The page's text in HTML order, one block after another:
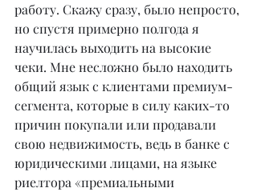
работу. Скажу сразу, было непросто,
но спустя примерно полгода я
научилась выходить на высокие
чеки. Мне несложно было находить
общий язык с клиентами премиум-
сегмента, которые в силу каких-то
причин покупали или продавали
свою недвижимость, ведь в банке с
юридическими лицами, на языке
риелтора «премиальными